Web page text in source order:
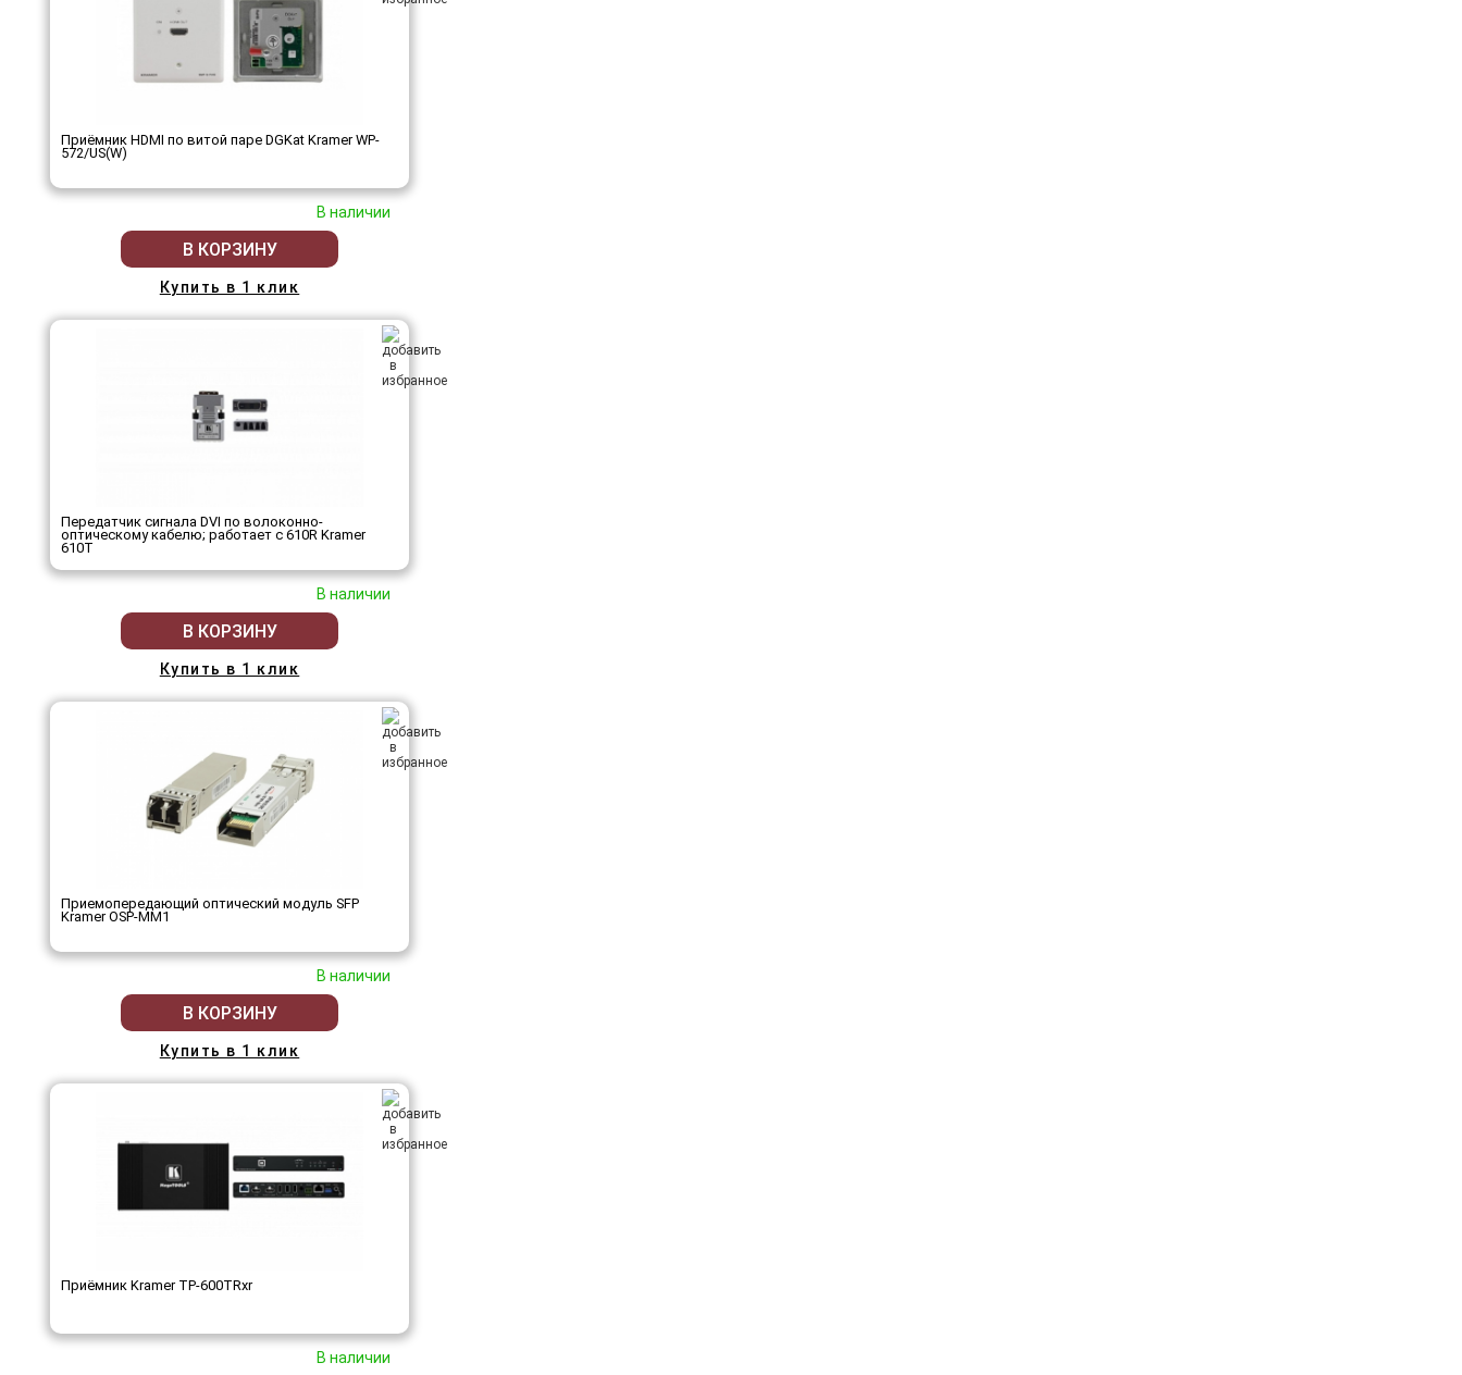
Приёмник HDMI по витой паре DGKat Kramer WP-
572/US(W)
В наличии
В КОРЗИНУ
Купить в 1 клик
Передатчик сигнала DVI по волоконно-
оптическому кабелю; работает с 610R Kramer
610T
В наличии
В КОРЗИНУ
Купить в 1 клик
Приемопередающий оптический модуль SFP
Kramer OSP-MM1
В наличии
В КОРЗИНУ
Купить в 1 клик
Приёмник Kramer TP-600TRxr
В наличии